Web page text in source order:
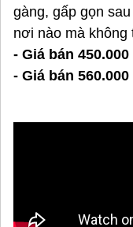
gàng, gấp gọn
nơi nào mà không
- Giá bán
- Giá bán